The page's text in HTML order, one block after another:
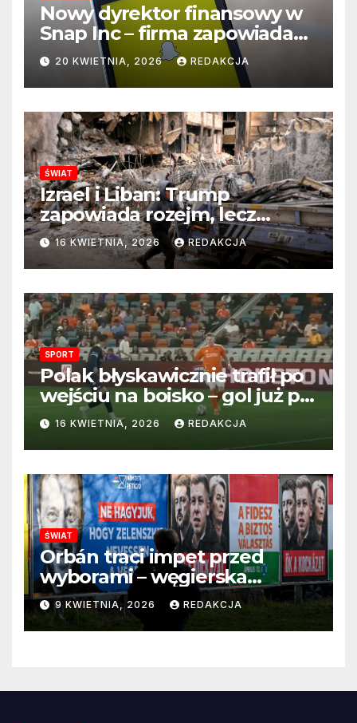
Nowy dyrektor finansowy w
Snap Inc – firma zapowiada
zmianę na kluczowym
stanowisku
20 KWIETNIA, 2026 REDAKCJA
ŚWIAT
Izrael i Liban: Trump
zapowiada rozejm, lecz
perspektywa zakończenia
wojny wciąż odległa
16 KWIETNIA, 2026 REDAKCJA
SPORT
Polak błyskawicznie trafił po
wejściu na boisko – gol już po
22 sekundach!
16 KWIETNIA, 2026 REDAKCJA
ŚWIAT
Orbán traci impet przed
wyborami – węgierska
propaganda przestaje
przekonywać
9 KWIETNIA, 2026 REDAKCJA